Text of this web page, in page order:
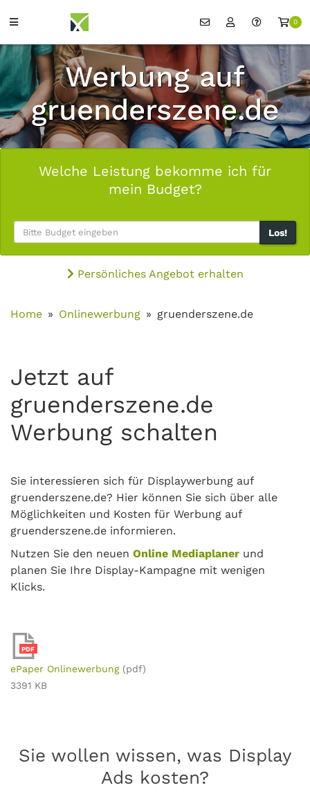
0
Werbung auf
gruenderszene.de
Welche Leistung bekomme ich für
mein Budget?
Los!
Persönliches Angebot erhalten
Home Onlinewerbung gruenderszene.de
Jetzt auf
gruenderszene.de
Werbung schalten
Sie interessieren sich für Displaywerbung auf
gruenderszene.de? Hier können Sie sich über alle
Möglichkeiten und Kosten für Werbung auf
gruenderszene.de informieren.
Nutzen Sie den neuen Online Mediaplaner und
planen Sie Ihre Display-Kampagne mit wenigen
Klicks.
PDF
ePaper Onlinewerbung (pdf)
3391 KB
Sie wollen wissen, was Display
Ads kosten?